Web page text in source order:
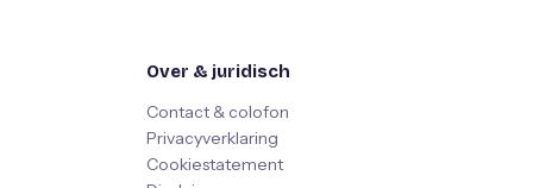
Over & juridisch
Contact & colofon
Privacyverklaring
Cookiestatement